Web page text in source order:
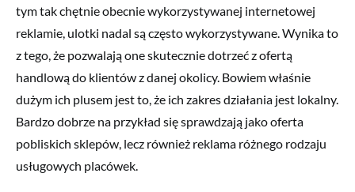
tym tak chętnie obecnie wykorzystywanej internetowej
reklamie, ulotki nadal są często wykorzystywane. Wynika to
z tego, że pozwalają one skutecznie dotrzeć z ofertą
handlową do klientów z danej okolicy. Bowiem właśnie
dużym ich plusem jest to, że ich zakres działania jest lokalny.
Bardzo dobrze na przykład się sprawdzają jako oferta
pobliskich sklepów, lecz również reklama różnego rodzaju
usługowych placówek.